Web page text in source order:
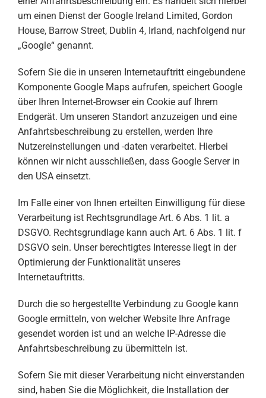
um einen Dienst der Google Ireland Limited, Gordon
House, Barrow Street, Dublin 4, Irland, nachfolgend nur
„Google“ genannt.
Sofern Sie die in unseren Internetauftritt eingebundene
Komponente Google Maps aufrufen, speichert Google
über Ihren Internet-Browser ein Cookie auf Ihrem
Endgerät. Um unseren Standort anzuzeigen und eine
Anfahrtsbeschreibung zu erstellen, werden Ihre
Nutzereinstellungen und -daten verarbeitet. Hierbei
können wir nicht ausschließen, dass Google Server in
den USA einsetzt.
Im Falle einer von Ihnen erteilten Einwilligung für diese
Verarbeitung ist Rechtsgrundlage Art. 6 Abs. 1 lit. a
DSGVO. Rechtsgrundlage kann auch Art. 6 Abs. 1 lit. f
DSGVO sein. Unser berechtigtes Interesse liegt in der
Optimierung der Funktionalität unseres
Internetauftritts.
Durch die so hergestellte Verbindung zu Google kann
Google ermitteln, von welcher Website Ihre Anfrage
gesendet worden ist und an welche IP-Adresse die
Anfahrtsbeschreibung zu übermitteln ist.
Sofern Sie mit dieser Verarbeitung nicht einverstanden
sind, haben Sie die Möglichkeit, die Installation der